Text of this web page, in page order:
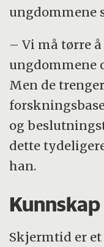
ungdommene
– Vi må tørre
ungdommene
Men de
og
dette
han.
Skjermtid er